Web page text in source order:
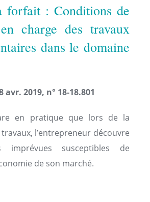
forfait : Conditions de
charge des travaux
dans le domaine
avr. 2019, n° 18-18.801
en pratique que lors de la
l’entrepreneur découvre
imprévues susceptibles de
de son marché.